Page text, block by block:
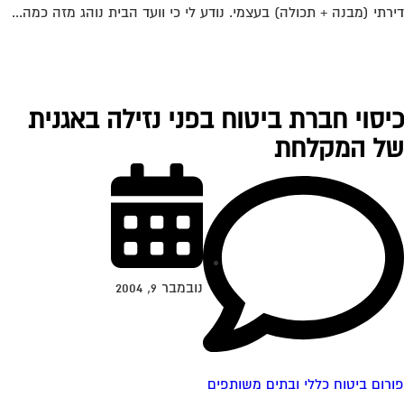
(מבנה + תכולה) בעצמי. נודע לי כי וועד הבית נוהג מזה כמה...
חברת ביטוח בפני נזילה באגנית
המקלחת
ביטוח כללי ובתים משותפים
נובמבר 9, 2004